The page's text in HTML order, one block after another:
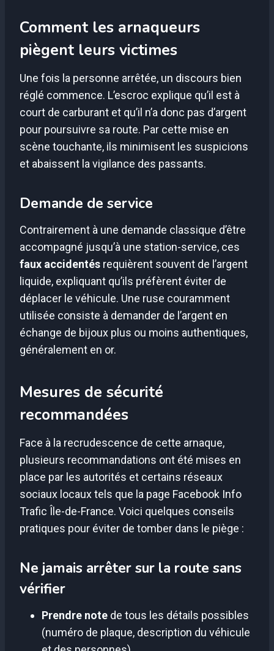
Comment les arnaqueurs
piègent leurs victimes
Une fois la personne arrêtée, un discours bien
réglé commence. L’escroc explique qu’il est à
court de carburant et qu’il n’a donc pas d’argent
pour poursuivre sa route. Par cette mise en
scène touchante, ils minimisent les suspicions
et abaissent la vigilance des passants.
Demande de service
Contrairement à une demande classique d’être
accompagné jusqu’à une station-service, ces
faux accidentés requièrent souvent de l’argent
liquide, expliquant qu’ils préfèrent éviter de
déplacer le véhicule. Une ruse couramment
utilisée consiste à demander de l’argent en
échange de bijoux plus ou moins authentiques,
généralement en or.
Mesures de sécurité
recommandées
Face à la recrudescence de cette arnaque,
plusieurs recommandations ont été mises en
place par les autorités et certains réseaux
sociaux locaux tels que la page Facebook Info
Trafic Île-de-France. Voici quelques conseils
pratiques pour éviter de tomber dans le piège :
Ne jamais arrêter sur la route sans
vérifier
Prendre note de tous les détails possibles
(numéro de plaque, description du véhicule